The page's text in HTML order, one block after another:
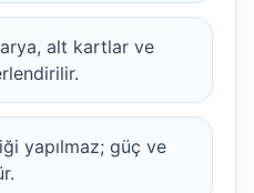
alt kartlar ve
yapılmaz; güç ve